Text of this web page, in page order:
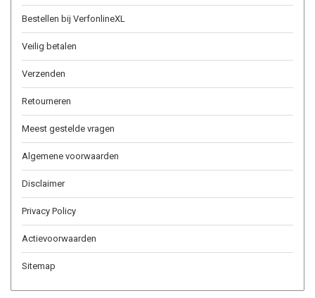
Bestellen bij VerfonlineXL
Veilig betalen
Verzenden
Retourneren
Meest gestelde vragen
Algemene voorwaarden
Disclaimer
Privacy Policy
Actievoorwaarden
Sitemap